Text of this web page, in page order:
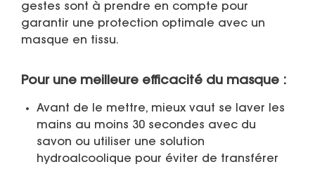
gestes sont à prendre en compte pour
garantir une protection optimale avec un
masque en tissu.
Pour une meilleure efficacité du masque :
Avant de le mettre, mieux vaut se laver les
mains au moins 30 secondes avec du
savon ou utiliser une solution
hydroalcoolique pour éviter de transférer